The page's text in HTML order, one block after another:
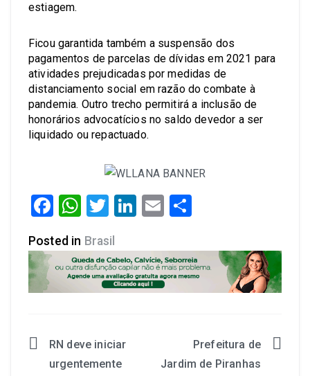
estiagem.
Ficou garantida também a suspensão dos
pagamentos de parcelas de dívidas em 2021 para
atividades prejudicadas por medidas de
distanciamento social em razão do combate à
pandemia. Outro trecho permitirá a inclusão de
honorários advocatícios no saldo devedor a ser
liquidado ou repactuado.
Facebook
WhatsApp
Twitter
LinkedIn
Email
Posted in Brasil
Navegação
RN deve iniciar
urgentemente
Prefeitura de
Jardim de Piranhas